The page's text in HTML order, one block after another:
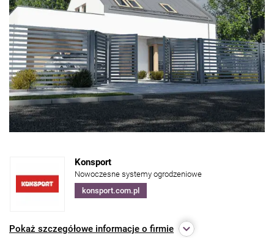
Konsport
Nowoczesne systemy ogrodzeniowe
konsport.com.pl
Pokaż szczegółowe informacje o firmie